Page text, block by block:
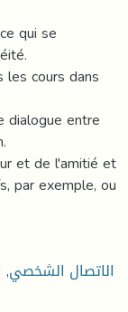
qui se
cours dans
dialogue entre
et de l'amitié et
par exemple, ou
الاتصال الشخصي,